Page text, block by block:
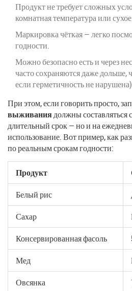
Продукт не требует сложных
комнатная температура или
Маркировка чёткая — легко
годности.
Можно безопасно есть и через
часто сохраняются даже дольше,
если герметичность не
При этом, если говорить просто,
выживаниядолжны составляться
длительный срок — но и на
использование. Вот пример, как
по реальным срокам годности:
Продукт
Белый рис
Сахар
Консервированная фасоль
Мед
Овсянка